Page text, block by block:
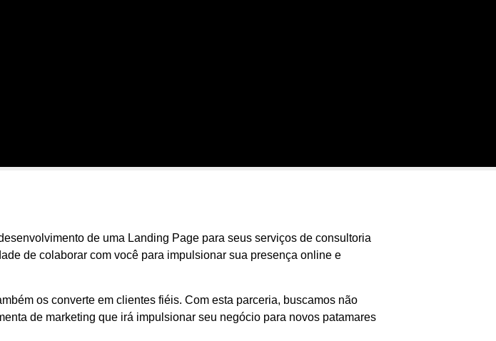
de uma Landing Page para seus serviços de consultoria
de colaborar com você para impulsionar sua presença online e
os converte em clientes fiéis. Com esta parceria, buscamos não
de marketing que irá impulsionar seu negócio para novos patamares